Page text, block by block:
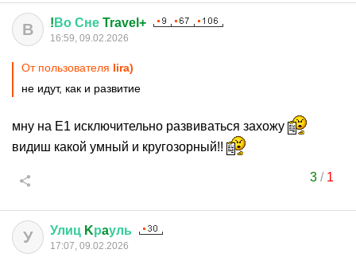
В ! Во Сне Travel+
16:59, 09.02.2026
От пользователя lira)
не идут, как и развитие
мну на Е1 исключительно развиваться захожу
видиш какой умный и кругозорный!!
3/ 1
У Улиц Kрaуль
17:07, 09.02.2026